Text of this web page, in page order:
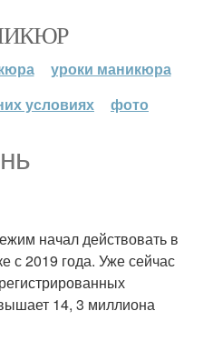
уроки маникюра
условиях
фото
начал действовать в
с 2019 года. Уже сейчас
14, 3 миллиона